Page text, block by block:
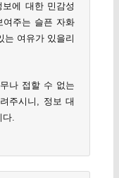
에 대한 민감성
여주는 슬픈 자화
는 여유가 있을리
나 접할 수 없는
주시니, 정보 대
다.